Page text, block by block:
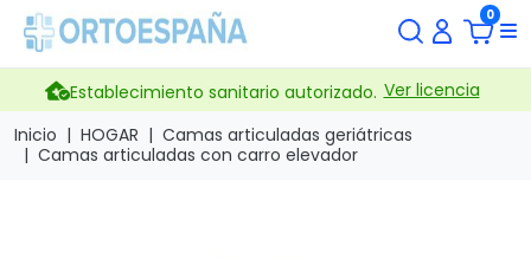
0
Establecimiento sanitario autorizado. Ver licencia
Inicio
HOGAR
Camas articuladas geriátricas
Camas articuladas con carro elevador